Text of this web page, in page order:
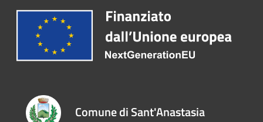
Comune di Sant'Anastasia